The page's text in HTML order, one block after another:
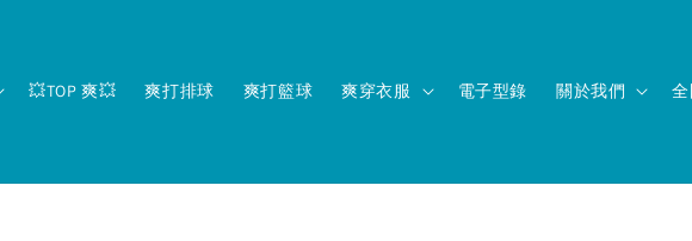
💥TOP 爽💥 爽打排球 爽打籃球 爽穿衣服 電子型錄 關於我們